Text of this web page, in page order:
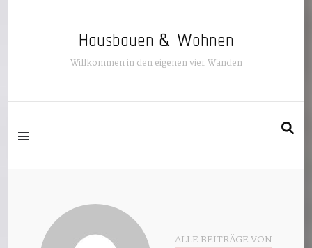
Hausbauen & Wohnen
Willkommen in den eigenen vier Wänden
ALLE BEITRÄGE VON